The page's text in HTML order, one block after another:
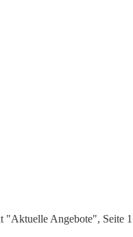
"Aktuelle Angebote", Seite 1